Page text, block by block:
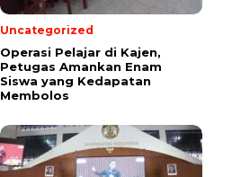
Uncategorized
Operasi Pelajar di Kajen,
Petugas Amankan Enam
Siswa yang Kedapatan
Membolos